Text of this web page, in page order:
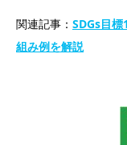
関連記事： SDGs目
組み例を解説